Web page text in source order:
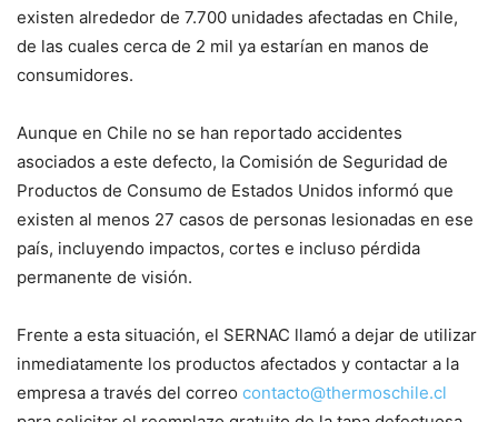
existen alrededor de 7.700 unidades afectadas en Chile,
de las cuales cerca de 2 mil ya estarían en manos de
consumidores.
Aunque en Chile no se han reportado accidentes
asociados a este defecto, la Comisión de Seguridad de
Productos de Consumo de Estados Unidos informó que
existen al menos 27 casos de personas lesionadas en ese
país, incluyendo impactos, cortes e incluso pérdida
permanente de visión.
Frente a esta situación, el SERNAC llamó a dejar de utilizar
inmediatamente los productos afectados y contactar a la
empresa a través del correo contacto@thermoschile.cl